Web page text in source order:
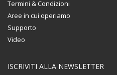
Termini & Condizioni
Aree in cui operiamo
Supporto
Video
ISCRIVITI ALLA NEWSLETTER